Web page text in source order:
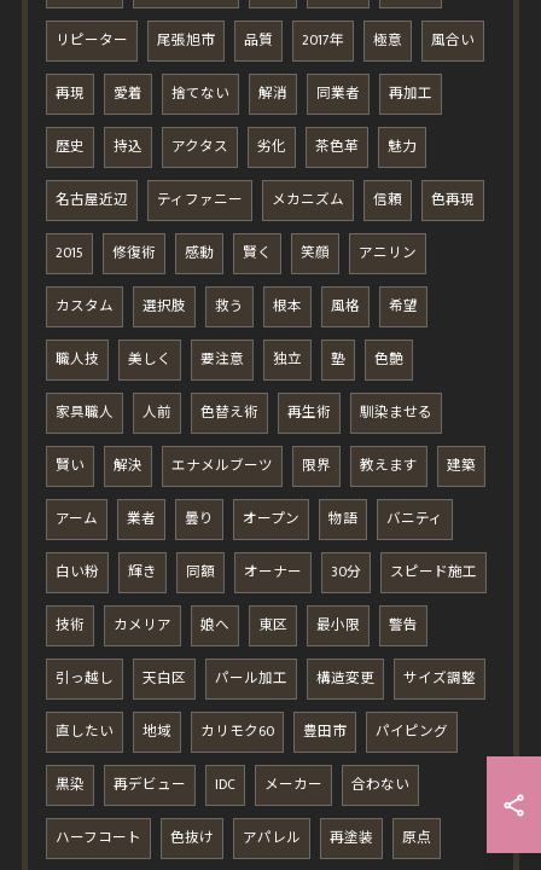
リピーター 尾張旭市 品質 2017年 極意 風合い
再現 愛着 捨てない 解消 同業者 再加工
歴史 持込 アクタス 劣化 茶色革 魅力
名古屋近辺 ティファニー メカニズム 信頼 色再現
2015 修復術 感動 賢く 笑顔 アニリン
カスタム 選択肢 救う 根本 風格 希望
職人技 美しく 要注意 独立 塾 色艶
家具職人 人前 色替え術 再生術 馴染ませる
賢い 解決 エナメルブーツ 限界 教えます 建築
アーム 業者 曇り オープン 物語 バニティ
白い粉 輝き 同額 オーナー 30分 スピード施工
技術 カメリア 娘へ 東区 最小限 警告
引っ越し 天白区 パール加工 構造変更 サイズ調整
直したい 地域 カリモク60 豊田市 パイピング
黒染 再デビュー IDC メーカー 合わない
ハーフコート 色抜け アパレル 再塗装 原点